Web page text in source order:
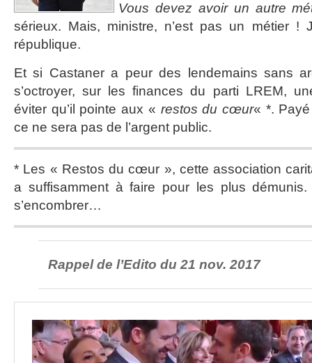
Vous devez avoir un autre
sérieux. Mais, ministre, n’est pas un métier !
république.
Et si Castaner a peur des lendemains sans
s’octroyer, sur les finances du parti LREM,
éviter qu’il pointe aux « restos du cœur« *.
ce ne sera pas de l’argent public.
* Les « Restos du cœur », cette association
a suffisamment à faire pour les plus
s’encombrer…
Rappel de l’Edito du 21 nov. 2017